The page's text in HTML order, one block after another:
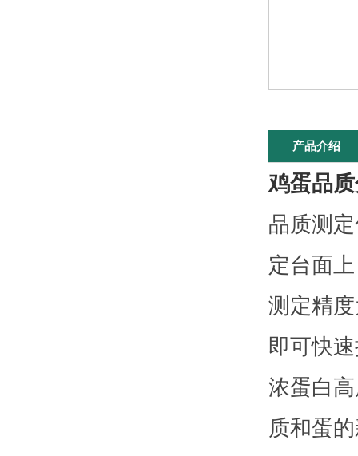
产品介绍
鸡蛋品
品质测
定台面
测定精
即可快
浓蛋白
质和蛋